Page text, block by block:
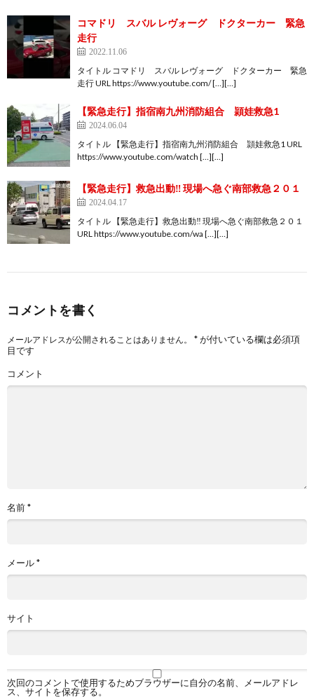
コマドリ スバル レヴォーグ ドクターカー 緊急
走行
2022.11.06
タイトル コマドリ スバル レヴォーグ ドクターカー 緊急
走行 URL https://www.youtube.com/ […][…]
【緊急走行】指宿南九州消防組合 頴娃救急1
2024.06.04
タイトル 【緊急走行】指宿南九州消防組合 頴娃救急1 URL
https://www.youtube.com/watch […][…]
【緊急走行】救急出動‼ 現場へ急ぐ南部救急２０１
2024.04.17
タイトル 【緊急走行】救急出動‼ 現場へ急ぐ南部救急２０１
URL https://www.youtube.com/wa […][…]
コメントを書く
メールアドレスが公開されることはありません。 *が付いている欄は必須項
目です
コメント
名前*
メール*
サイト
次回のコメントで使用するためブラウザーに自分の名前、メールアドレ
ス、サイトを保存する。